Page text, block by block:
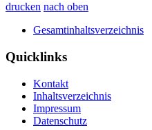
drucken nach oben
Gesamtinhaltsverzeichnis
Quicklinks
Kontakt
Inhaltsverzeichnis
Impressum
Datenschutz